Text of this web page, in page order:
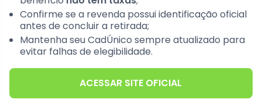
Confirme se a revenda possui identificação oficial
antes de concluir a retirada;
Mantenha seu CadÚnico sempre atualizado para
evitar falhas de elegibilidade.
ACESSAR SITE OFICIAL